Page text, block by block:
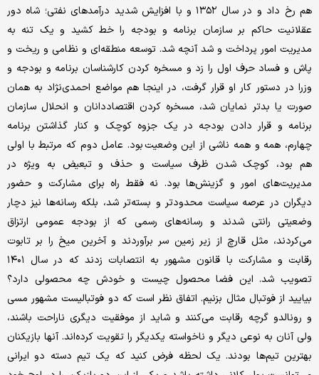
هم رخ داد و در سال ۱۳۵۲ و با افزایش شدید درآمدهای نفتی؛ شاه دور
عقلانیت حاکم بر سازمان برنامه و بودجه را خط کشید و یک تنه به
مدیریت امور پرداخت و شد آنچه شد. توسعه منطقه‌ای و نظامی و ریخت و
پاش و فساد حرف اول را زد و مسخره کردن کارشناسان برنامه و بودجه و
وزرا در دستور کار او قرار گرفت، در اینجا هم مواضع احمدی‌نژاد به همان
صورت یا بدتر نمایان شد، مسخره کردن اقتصاددانان و انحلال سازمان
برنامه و قرار دادن بودجه در یک جزوه کوچک و کنار گذاشتن برنامه
چهارم، همه و همه ناشی از این وضعیت بود. عامل دوم که مرتبط با اولی
هم بود، کوچک شدن ظرف سیاست و حذف و تبعیض به ویژه در
مدیریت‌های امور و گزینش‌ها بود. نه فقط راه برای مشارکت و حضور
دیگران در عرصه سیاست محدودتر و بسته‌تر شد، بلکه رسانه‌ها نیز دچار
وضعیتی رانتی شدند و رسانه‌های رسمی که از بودجه عمومی ارتزاق
می‌کردند، مثل قارچ از زیر زمین سر برآوردند و آخرین میخ را بر تابوت
رقابت و مشارکت با قانون مشهور به انتصابات زدند که در سال ۱۴۰۱
تصویب شد. این فضا محصول چیست و خودش چه محصولی دارد؟
بیایید از فوتبال مثال بزنیم. اتفاق نظر است که دو فوتبالیست مشهور مسی
و رونالدو‌ گرچه رقابت می‌کنند و شاید از موفقیت دیگری ناراحت باشند،
ولی آنان به نوعی دیگر و ناخواسته یکدیگر را تقویت کرده‌اند. آنها بازیکنان
بهترین تیم‌ها بودند. یک لحظه فرض کنید که یک تیم دسته دو ایرانی